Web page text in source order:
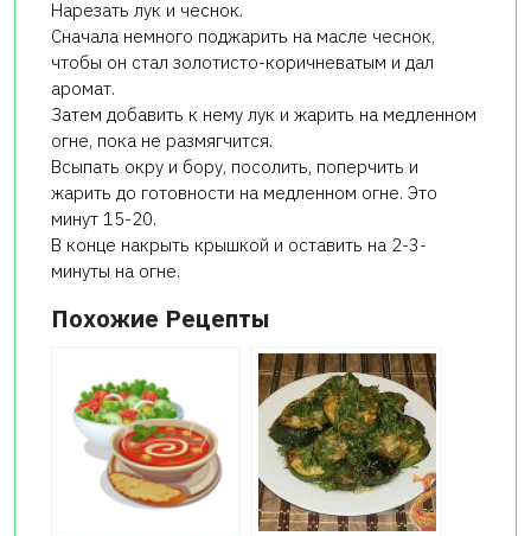
Нарезать лук и чеснок.
Сначала немного поджарить на масле чеснок,
чтобы он стал золотисто-коричневатым и дал
аромат.
Затем добавить к нему лук и жарить на медленном
огне, пока не размягчится.
Всыпать окру и бору, посолить, поперчить и
жарить до готовности на медленном огне. Это
минут 15-20.
В конце накрыть крышкой и оставить на 2-3-
минуты на огне.
Похожие Рецепты